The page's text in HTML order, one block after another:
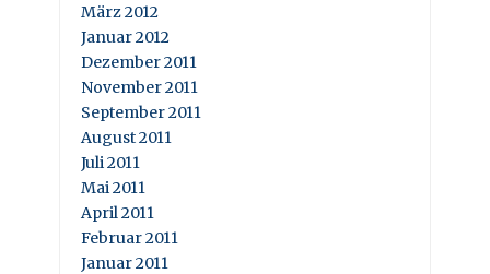
März 2012
Januar 2012
Dezember 2011
November 2011
September 2011
August 2011
Juli 2011
Mai 2011
April 2011
Februar 2011
Januar 2011